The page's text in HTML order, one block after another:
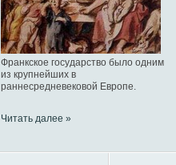
Франкское государство было одним
из крупнейших в
раннесредневековой Европе.
Читать далее »